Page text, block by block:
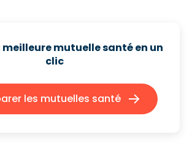
meilleure mutuelle santéen un
clic
les mutuelles santé